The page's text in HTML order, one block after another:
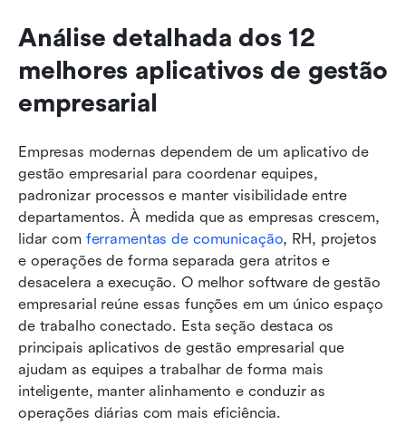
Análise detalhada dos 12
melhores aplicativos de gestão
empresarial
Empresas modernas dependem de um aplicativo de
gestão empresarial para coordenar equipes,
padronizar processos e manter visibilidade entre
departamentos. À medida que as empresas crescem,
lidar com ferramentas de comunicação, RH, projetos
e operações de forma separada gera atritos e
desacelera a execução. O melhor software de gestão
empresarial reúne essas funções em um único espaço
de trabalho conectado. Esta seção destaca os
principais aplicativos de gestão empresarial que
ajudam as equipes a trabalhar de forma mais
inteligente, manter alinhamento e conduzir as
operações diárias com mais eficiência.